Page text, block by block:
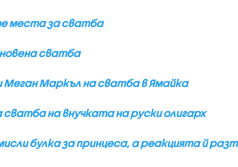
места за сватба
сватба
Меган Маркъл на сватба в Ямайка
на внучката на руски олигарх
булка за принцеса, а реакцията й